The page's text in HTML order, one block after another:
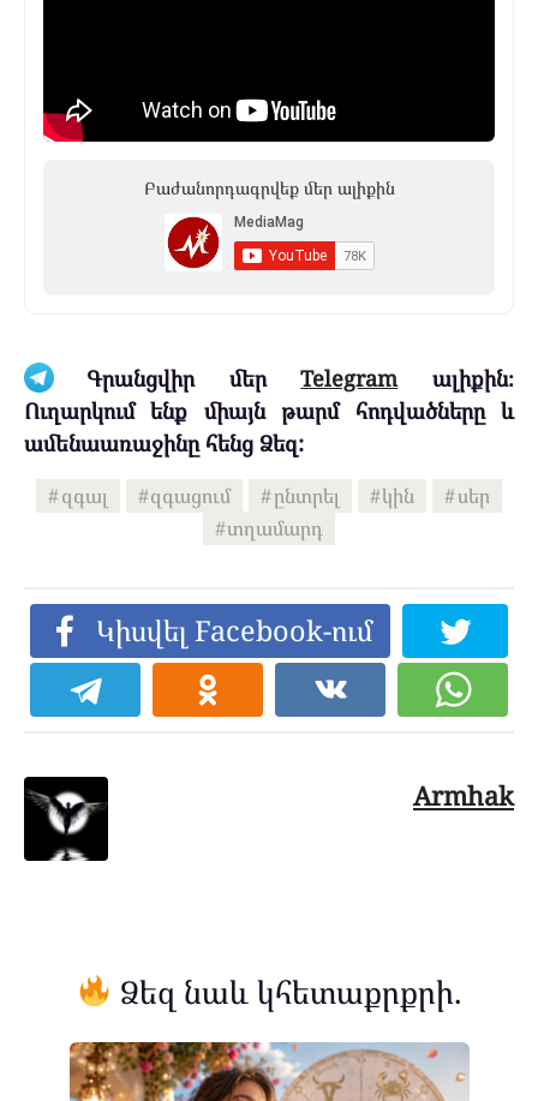
Բաժանորդագրվեք մեր ալիքին
Գրանցվիր մերTelegramալիքին։
Ուղարկում ենք միայն թարմ հոդվածները և
ամենաառաջինը հենց Ձեզ:
զգալ զգացում ընտրել կին
սեր
տղամարդ
Կիսվել Facebook-ում
Armhak
Ձեզ նաև կհետաքրքրի.